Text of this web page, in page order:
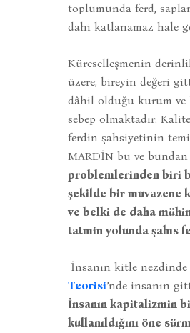
toplumunda ferd,
dahi katlanamaz hale
Küreselleşmenin
üzere; bireyin değeri
dâhil olduğu kurum
sebep olmaktadır.
ferdin şahsiyetinin
MARDİN bu ve bundan
problemlerinden biri
şekilde bir muvazene
ve belki de daha
tatmin yolunda şahıs
İnsanın kitle
Teorisi’nde insanın
İnsanın kapitalizmin
kullanıldığını öne